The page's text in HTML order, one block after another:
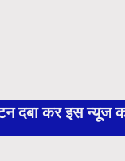
दबा कर इस न्यूज